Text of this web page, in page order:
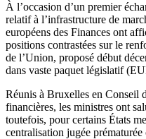
À l’occasion d’un premier
relatif à l’infrastructure de
européens des Finances ont
positions contrastées sur le
de l’Union, proposé début
dans vaste paquet législatif
Réunis à Bruxelles en Conseil
financières, les ministres ont
toutefois, pour certains États
centralisation jugée